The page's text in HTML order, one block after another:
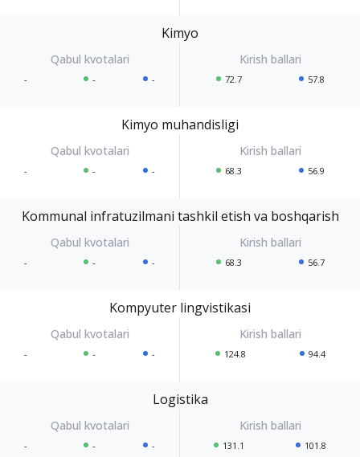
Kimyo
- - - 72.7 57.8
Kimyo muhandisligi
- - - 68.3 56.9
Kommunal infratuzilmani tashkil etish va boshqarish
- - - 68.3 56.7
Kompyuter lingvistikasi
- - - 124.8 94.4
Logistika
- - - 131.1 101.8